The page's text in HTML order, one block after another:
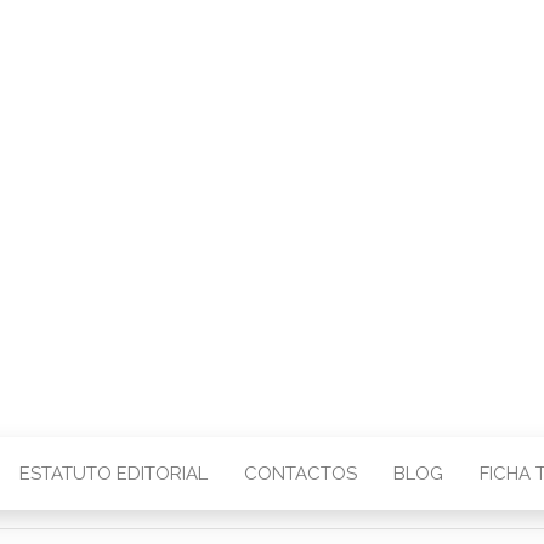
ESTATUTO EDITORIAL CONTACTOS BLOG FICHA